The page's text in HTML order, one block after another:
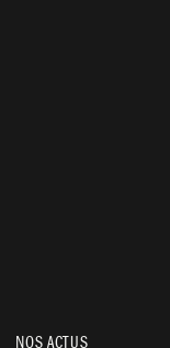
NOS ACTUS